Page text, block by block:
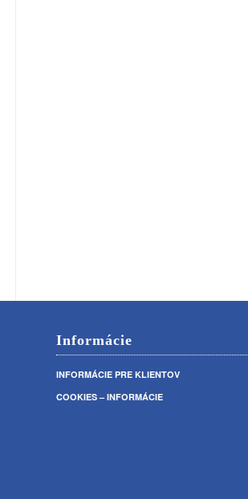
Informácie
INFORMÁCIE PRE KLIENTOV
COOKIES – INFORMÁCIE